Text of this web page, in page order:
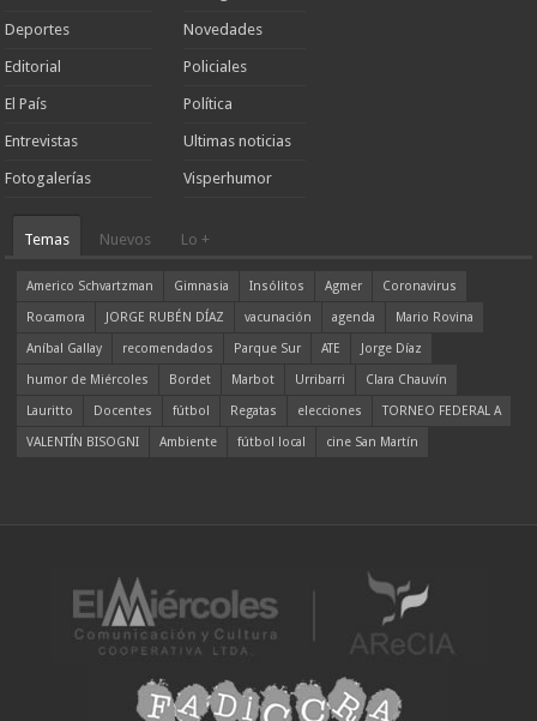
Deportes
Editorial
El País
Entrevistas
Fotogalerías
Novedades
Policiales
Política
Ultimas noticias
Visperhumor
Temas Nuevos Lo +
Americo Schvartzman Gimnasia Insólitos Agmer
Coronavirus
Rocamora
JORGE RUBÉN DÍAZ vacunación agenda
Mario Rovina
Aníbal Gallay
recomendados Parque Sur ATE
Jorge Díaz
humor de Miércoles
Bordet Marbot Urribarri
Clara Chauvín
Lauritto
Docentes fútbol Regatas elecciones
TORNEO FEDERAL A
VALENTÍN BISOGNI
Ambiente fútbol local cine San Martín